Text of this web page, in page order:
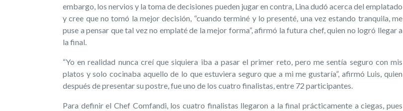
embargo, los nervios y la toma de decisiones pueden jugar en contra, Lina dudó acerca del emplatado
y cree que no tomó la mejor decisión, “cuando terminé y lo presenté, una vez estando tranquila, me
puse a pensar que tal vez no emplaté de la mejor forma”, afirmó la futura chef, quien no logró llegar a
la final.
“Yo en realidad nunca creí que siquiera iba a pasar el primer reto, pero me sentía seguro con mis
platos y solo cocinaba aquello de lo que estuviera seguro que a mi me gustaría”, afirmó Luis, quien
después de presentar su postre, fue uno de los cuatro finalistas, entre 72 participantes.
Para definir el Chef Comfandi, los cuatro finalistas llegaron a la final prácticamente a ciegas, pues